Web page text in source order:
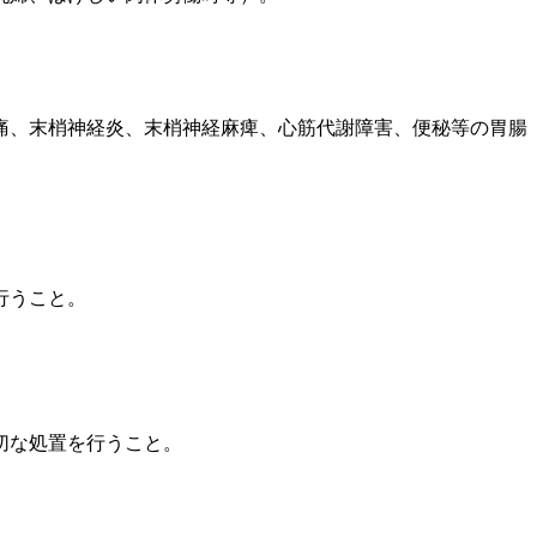
末梢神経炎、末梢神経麻痺、心筋代謝障害、便秘等の胃腸
こと。
処置を行うこと。